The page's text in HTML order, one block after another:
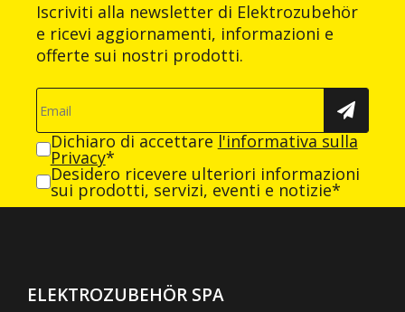
Iscriviti alla newsletter di Elektrozubehör
e ricevi aggiornamenti, informazioni e
offerte sui nostri prodotti.
Dichiaro di accettare l'informativa sulla
Privacy*
Desidero ricevere ulteriori informazioni
sui prodotti, servizi, eventi e notizie*
ELEKTROZUBEHÖR SPA